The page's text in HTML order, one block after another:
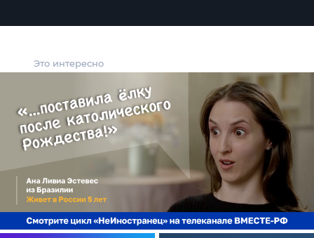
Это интересно